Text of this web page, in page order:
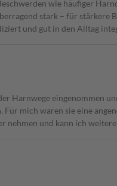
wie häufiger
stark – für stärkere
und gut in den Alltag
Harnwege eingenommen
mich waren sie eine
nehmen und kann ich